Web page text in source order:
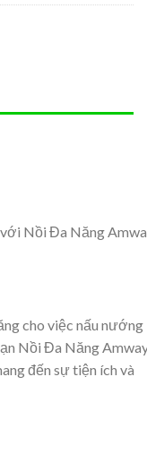
Nồi Đa Năng
cho việc nấu nướng
Nồi Đa Năng
đến sự tiện ích và